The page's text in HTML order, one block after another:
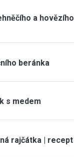
a hovězího
beránka
s medem
rajčátka | recept